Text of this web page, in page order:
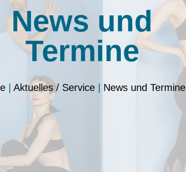
News und
Termine
| Aktuelles / Service| News und Termine